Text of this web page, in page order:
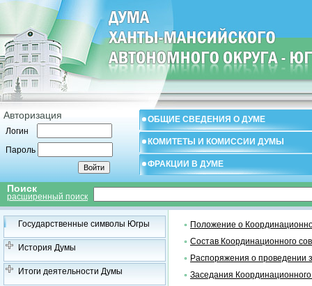
Авторизация
Логин
Пароль
ОБЩИЕ СВЕДЕНИЯ О ДУМЕ
КОМИТЕТЫ И КОМИССИИ ДУМЫ
ФРАКЦИИ В ДУМЕ
Поиск
расширенный поиск
Государственные символы Югры
История Думы
Итоги деятельности Думы
Положение о
Состав Координационного
Распоряжения о проведении
Заседания